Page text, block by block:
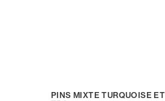
PINS MIXTE TURQUOISE